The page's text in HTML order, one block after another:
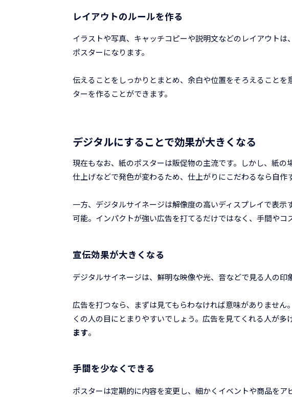
レイアウトのルールを作る
イラストや写真、キャッチコピーや説明文などのレイアウト
ポスターになります。
伝えることをしっかりとまとめ、余白や位置をそろえること
ターを作ることができます。
デジタルにすることで効果が大きくなる
現在もなお、紙のポスターは販促物の主流です。しかし、紙
仕上げなどで発色が変わるため、仕上がりにこだわるなら自作
一方、デジタルサイネージは解像度の高いディスプレイで表
可能。インパクトが強い広告を打てるだけではなく、手間やコ
宣伝効果が大きくなる
デジタルサイネージは、鮮明な映像や光、音などで見る人の印
広告を打つなら、まずは見てもらわなければ意味がありませ
くの人の目にとまりやすいでしょう。広告を見てくれる人が多
ます。
手間を少なくできる
ポスターは定期的に内容を変更し、細かくイベントや商品を